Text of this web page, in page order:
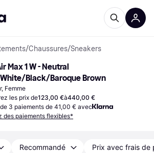
/Chaussures/Sneakers
Max 1 W - Neutral
Black/Baroque Brown
Femme
les prix de123,00 €à440,00 €
3 paiements de 41,00 € avec
des paiements flexibles*
Recommandé Prix avec frais de